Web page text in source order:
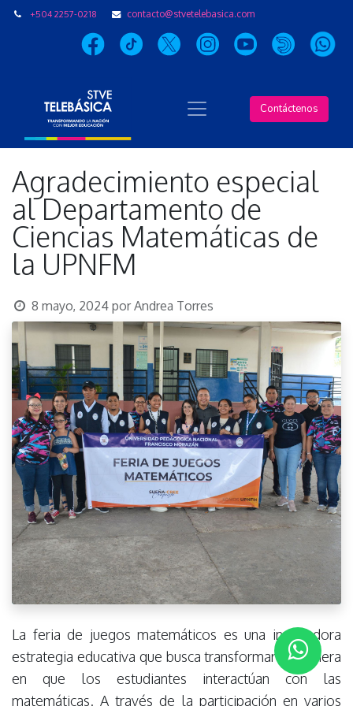
+504 2257-0218 contacto@stvetelebasica.com
Contáctenos
Agradecimiento especial
al Departamento de
Ciencias Matemáticas de
la UPNFM
8 mayo, 2024 porAndrea Torres
La feria de juegos matemáticos es una innovadora
estrategia educativa que busca transformar la manera
en que los estudiantes interactúan con las
matemáticas. A través de la participación en varios